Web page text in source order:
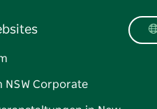
NSW Corporate